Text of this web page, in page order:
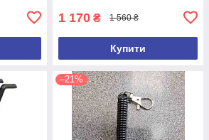
1 170 ₴ 1 560 ₴
Купити
–21%